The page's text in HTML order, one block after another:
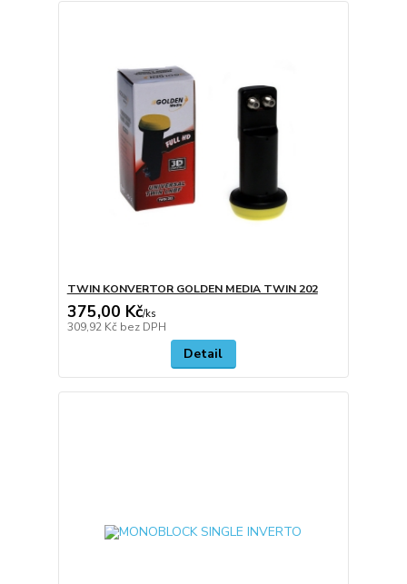
TWIN KONVERTOR GOLDEN MEDIA TWIN 202
375,00 Kč/ks
309,92 Kč bez DPH
Detail